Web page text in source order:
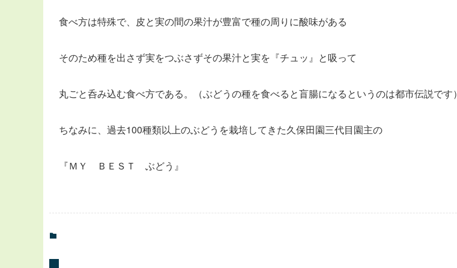
食べ方は特殊で、皮と実の間の果汁が豊富で種の周りに酸味がある
そのため種を出さず実をつぶさずその果汁と実を『チュッ』と吸って
丸ごと呑み込む食べ方である。（ぶどうの種を食べると盲腸になるというのは都市伝説です）
ちなみに、過去100種類以上のぶどうを栽培してきた久保田園三代目園主の
『ＭＹ ＢＥＳＴ ぶどう』